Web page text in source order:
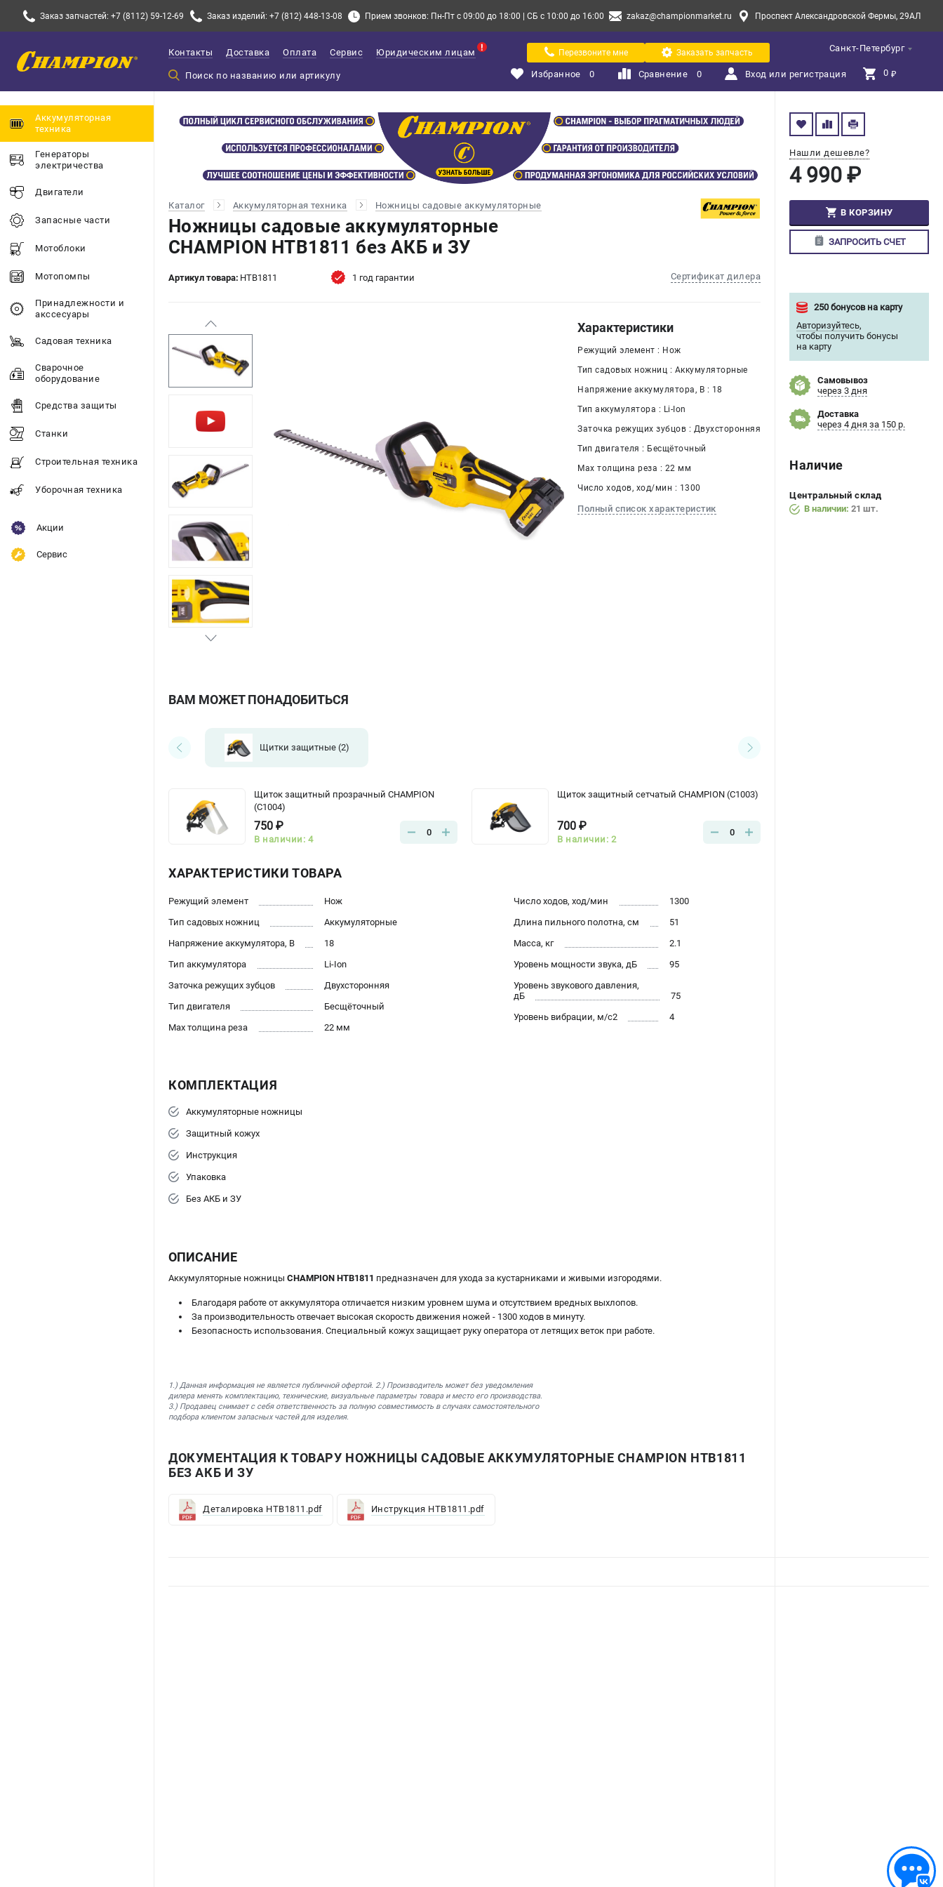
Заказ запчастей: +7 (8112) 59-12-69 Заказ изделий: +7 (812) 448-13-08 Прием звонков: Пн-Пт с 09:00 до 18:00 | СБ с 10:00 до 16:00 zakaz@championmarket.ru Проспект Александровской Фермы, 29АЛ
Санкт-Петербург
Контакты Доставка Оплата Сервис Юридическим лицам Перезвоните мне Заказать запчасть
Избранное 0 Сравнение 0 Вход или регистрация 0 ₽
Аккумуляторная
техника
Генераторы
электричества
Двигатели
Запасные части
Мотоблоки
Мотопомпы
Принадлежности и
акссесуары
Садовая техника
Сварочное
оборудование
Средства защиты
Станки
Строительная техника
Уборочная техника
Акции
Сервис
Каталог Аккумуляторная техника Ножницы садовые аккумуляторные
Ножницы садовые аккумуляторные
CHAMPION HTB1811 без АКБ и ЗУ
Артикул товара: HTB1811 Сертификат дилера
1 год гарантии
Нашли дешевле?
4 990 ₽
В КОРЗИНУ
ЗАПРОСИТЬ СЧЕТ
250 бонусов на карту
Авторизуйтесь,
чтобы получить бонусы
на карту
Самовывоз
через 3 дня
Доставка
через 4 дня за 150 р.
Наличие
Центральный склад
В наличии: 21 шт.
Характеристики
Режущий элемент : Нож
Тип садовых ножниц : Аккумуляторные
Напряжение аккумулятора, В : 18
Тип аккумулятора : Li-Ion
Заточка режущих зубцов : Двухсторонняя
Тип двигателя : Бесщёточный
Max толщина реза : 22 мм
Число ходов, ход/мин : 1300
Полный список характеристик
ВАМ МОЖЕТ ПОНАДОБИТЬСЯ
Щитки защитные(2)
Щиток защитный прозрачный CHAMPION
(C1004)
750 ₽
В наличии: 4
0
Щиток защитный сетчатый CHAMPION (C1003)
700 ₽
В наличии: 2
0
ХАРАКТЕРИСТИКИ ТОВАРА
Режущий элемент
Нож
Тип садовых ножниц
Аккумуляторные
Напряжение аккумулятора, В
18
Тип аккумулятора
Li-Ion
Заточка режущих зубцов
Двухсторонняя
Тип двигателя
Бесщёточный
Max толщина реза
22 мм
Число ходов, ход/мин
1300
Длина пильного полотна, см
51
Масса, кг
2.1
Уровень мощности звука, дБ
95
Уровень звукового давления,
дБ
75
Уровень вибрации, м/с2
4
КОМПЛЕКТАЦИЯ
Аккумуляторные ножницы
Защитный кожух
Инструкция
Упаковка
Без АКБ и ЗУ
ОПИСАНИЕ
Аккумуляторные ножницы CHAMPION HTB1811 предназначен для ухода за кустарниками и живыми изгородями.
Благодаря работе от аккумулятора отличается низким уровнем шума и отсутствием вредных выхлопов.
За производительность отвечает высокая скорость движения ножей - 1300 ходов в минуту.
Безопасность использования. Специальный кожух защищает руку оператора от летящих веток при работе.
1.) Данная информация не является публичной офертой. 2.) Производитель может без уведомления
дилера менять комплектацию, технические, визуальные параметры товара и место его производства.
3.) Продавец снимает с себя ответственность за полную совместимость в случаях самостоятельного
подбора клиентом запасных частей для изделия.
ДОКУМЕНТАЦИЯ К ТОВАРУ НОЖНИЦЫ САДОВЫЕ АККУМУЛЯТОРНЫЕ CHAMPION HTB1811
БЕЗ АКБ И ЗУ
Деталировка HTB1811.pdf Инструкция HTB1811.pdf